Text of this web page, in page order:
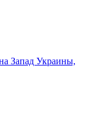
Запад Украины,